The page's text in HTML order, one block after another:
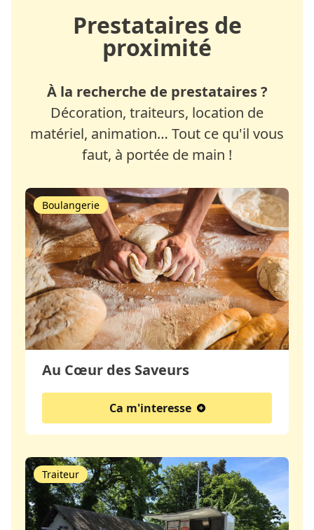
Prestataires de
proximité
À la recherche de prestataires ?
Décoration, traiteurs, location de
matériel, animation… Tout ce qu'il vous
faut, à portée de main !
Au Cœur des Saveurs
Boulangerie
Ca m'interesse
Traiteur